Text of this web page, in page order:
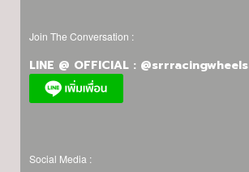
Join The Conversation :
LINE @ OFFICIAL : @srrracingwheels
Social Media :